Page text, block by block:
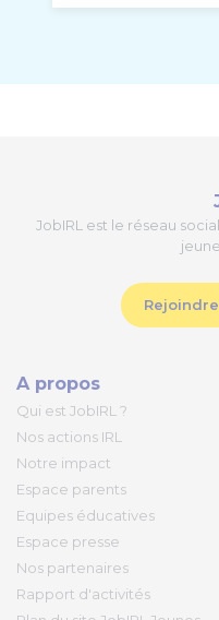
JobIRL est le réseau
A propos
Qui est JobIRL ?
Nos actions IRL
Notre impact
Espace parents
Equipes éducatives
Espace presse
Nos partenaires
Rapport d'activités